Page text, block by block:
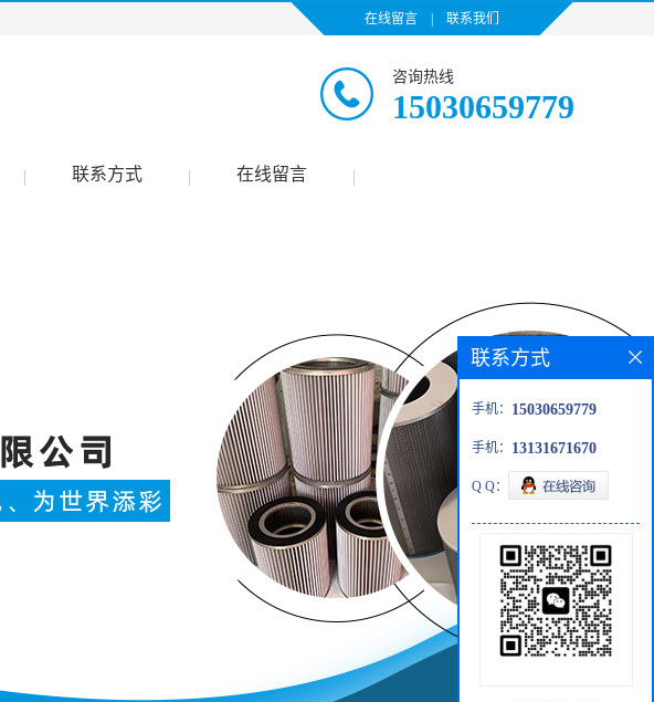
在线留言 联系我们
咨询热线
15030659779
联系方式 在线留言
联系方式
手机： 15030659779
手机： 13131671670
Q Q：